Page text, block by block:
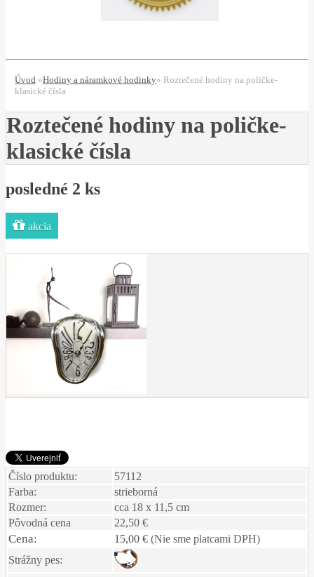
Úvod »Hodiny a náramkové hodinky» Roztečené hodiny na poličke-
klasické čísla
Roztečené hodiny na poličke-
klasické čísla
posledné 2 ks
akcia
Číslo produktu:
57112
Farba:
strieborná
Rozmer:
cca 18 x 11,5 cm
Pôvodná cena
22,50 €
Cena: 15,00 € (Nie sme platcami DPH)
Strážny pes: